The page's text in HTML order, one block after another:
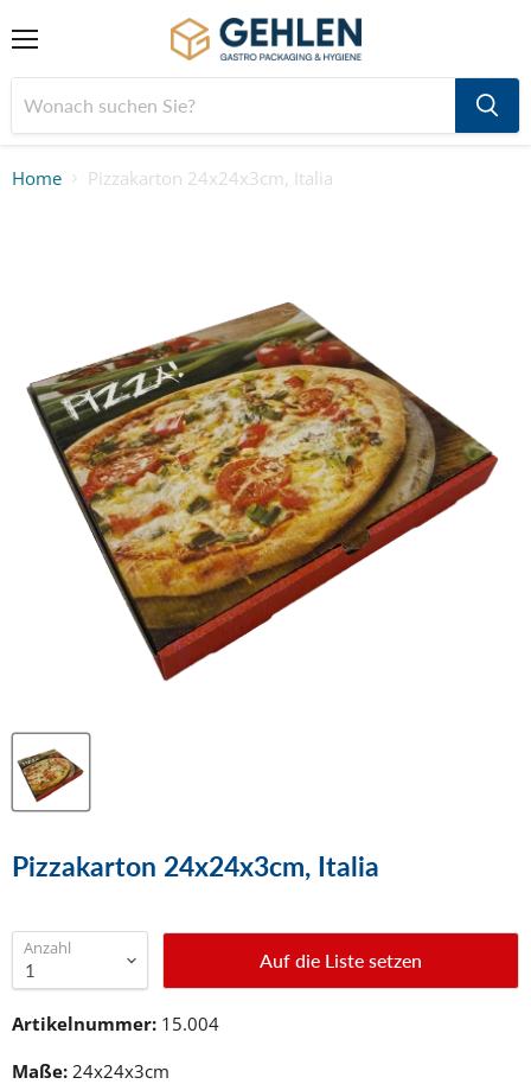
Home Pizzakarton 24x24x3cm, Italia
Pizzakarton 24x24x3cm, Italia
Anzahl
Auf die Liste setzen
Artikelnummer: 15.004
Maße: 24x24x3cm